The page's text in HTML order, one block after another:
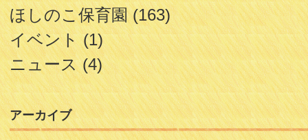
ほしのこ保育園(163)
イベント(1)
ニュース(4)
アーカイブ